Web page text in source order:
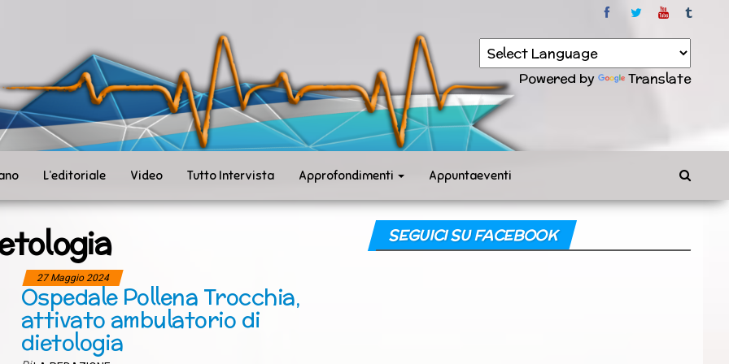
Powered by Translate
L’editoriale Video Tutto Intervista Approfondimenti Appuntaeventi
27 Maggio 2024
Ospedale Pollena Trocchia,
attivato ambulatorio di
dietologia
SEGUICI SU FACEBOOK